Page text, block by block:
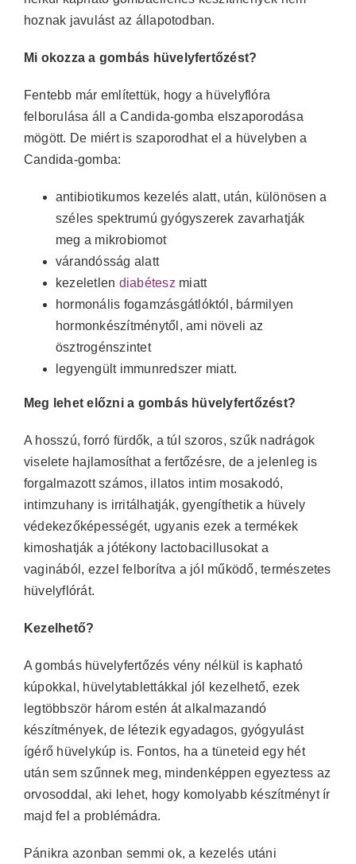
hoznak javulást az állapotodban.
Mi okozza a gombás hüvelyfertőzést?
Fentebb már említettük, hogy a hüvelyflóra
felborulása áll a Candida-gomba elszaporodása
mögött. De miért is szaporodhat el a hüvelyben a
Candida-gomba:
antibiotikumos kezelés alatt, után, különösen a
széles spektrumú gyógyszerek zavarhatják
meg a mikrobiomot
várandósság alatt
kezeletlen diabétesz miatt
hormonális fogamzásgátlóktól, bármilyen
hormonkészítménytől, ami növeli az
ösztrogénszintet
legyengült immunredszer miatt.
Meg lehet előzni a gombás hüvelyfertőzést?
A hosszú, forró fürdők, a túl szoros, szűk nadrágok
viselete hajlamosíthat a fertőzésre, de a jelenleg is
forgalmazott számos, illatos intim mosakodó,
intimzuhany is irritálhatják, gyengíthetik a hüvely
védekezőképességét, ugyanis ezek a termékek
kimoshatják a jótékony lactobacillusokat a
vaginából, ezzel felborítva a jól működő, természetes
hüvelyflórát.
Kezelhető?
A gombás hüvelyfertőzés vény nélkül is kapható
kúpokkal, hüvelytablettákkal jól kezelhető, ezek
legtöbbször három estén át alkalmazandó
készítmények, de létezik egyadagos, gyógyulást
ígérő hüvelykúp is. Fontos, ha a tüneteid egy hét
után sem szűnnek meg, mindenképpen egyeztess az
orvosoddal, aki lehet, hogy komolyabb készítményt ír
majd fel a problémádra.
Pánikra azonban semmi ok, a kezelés utáni